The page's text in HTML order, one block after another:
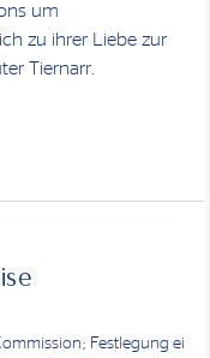
um
zu ihrer Liebe zur
Tiernarr.
Festlegung ei